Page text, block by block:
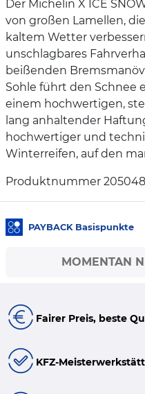
Der Michelin X ICE
von großen Lamellen,
kaltem Wetter
unschlagbares
beißenden
Sohle führt den Schnee
einem hochwertigen,
lang anhaltender
hochwertiger und
Winterreifen, auf den
Produktnummer
PAYBACK Basispunkte
MOMENTAN
Fairer Preis, beste
KFZ-